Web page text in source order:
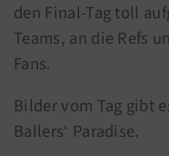
den Final-Tag toll
Teams, an die Refs
Fans.
Bilder vom Tag gibt
Ballers‘ Paradise.